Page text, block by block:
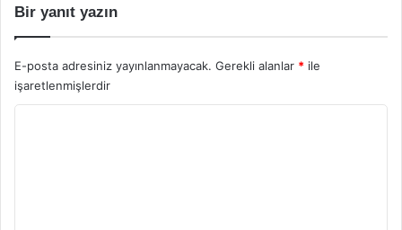
Bir yanıt yazın
E-posta adresiniz yayınlanmayacak. Gerekli alanlar * ile
işaretlenmişlerdir